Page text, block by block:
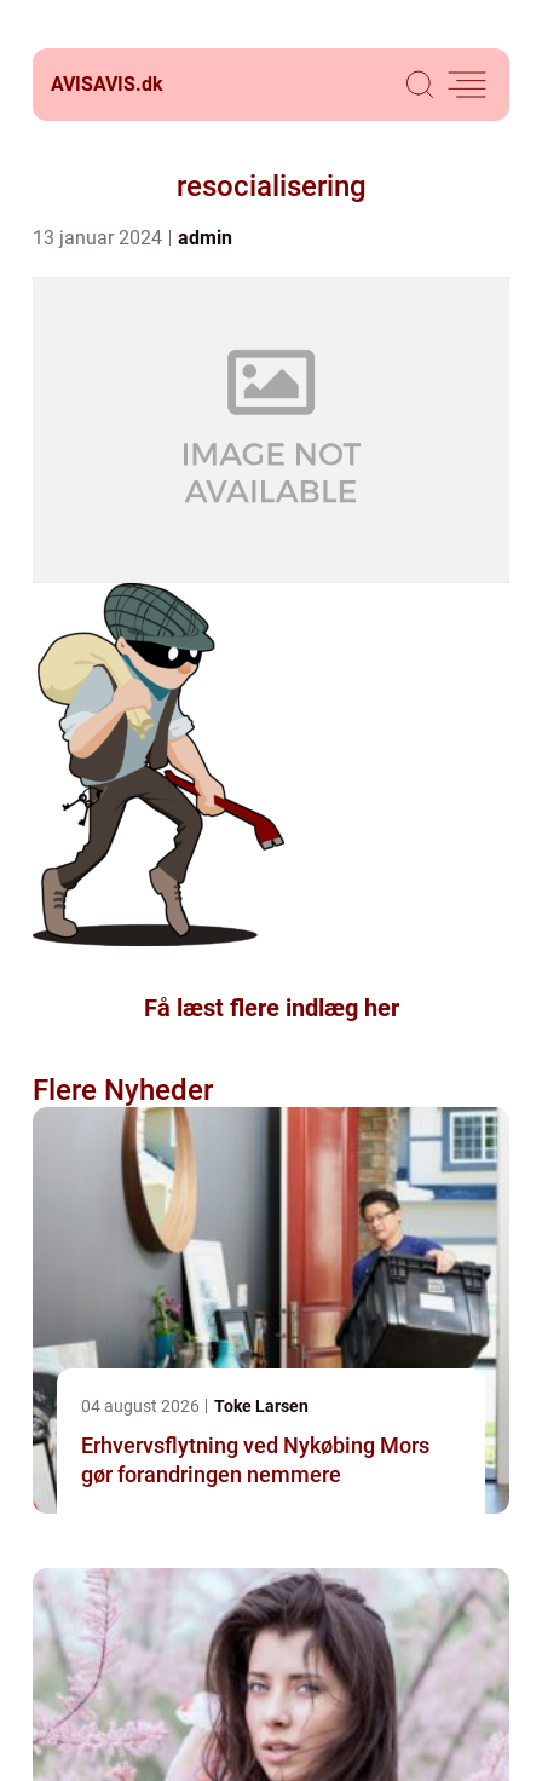
AVISAVIS.dk
resocialisering
13 januar 2024 admin
Få læst flere indlæg her
Flere Nyheder
04 august 2026 Toke Larsen
Erhvervsflytning ved Nykøbing Mors
gør forandringen nemmere